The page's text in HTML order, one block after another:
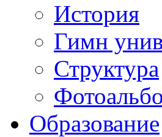
История
Гимн
Структура
Образование